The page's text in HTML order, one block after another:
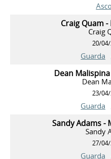
Craig Quam
Craig
20/
Guarda
Dean
Dean
23/
Guarda
Sandy Adams -
Sandy
27/
Guarda